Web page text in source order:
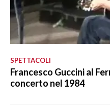
SPETTACOLI
Francesco Guccini al
concerto nel 1984